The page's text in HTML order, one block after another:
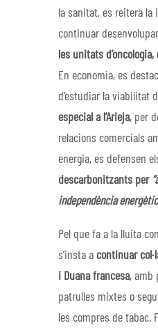
la sanitat, es reitera la
continuar
les unitats
En economia, es
d’estudiar la viabilitat
especial a l’Arieja, per
relacions comercials
energia, es defensen
descarbonitzants per
independència
Pel que fa a la lluita
s’insta a continuar
i Duana francesa, amb
patrulles mixtes o
les compres de tabac.